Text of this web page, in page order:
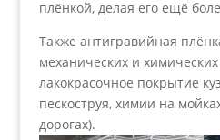
плёнкой, делая его ещё
Также антигравийная
механических и
лакокрасочное покрытие
пескоструя, химии на
дорогах).